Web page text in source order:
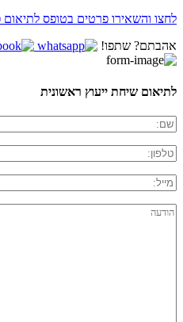
לחצו והשאירו פרטים בטופס לתיאום
אהבתם? שתפו!
לתיאום שיחת ייעוץ ראשונית